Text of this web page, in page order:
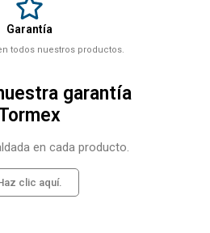
Garantía
todos nuestros productos.
garantía
en cada producto.
clic aquí.